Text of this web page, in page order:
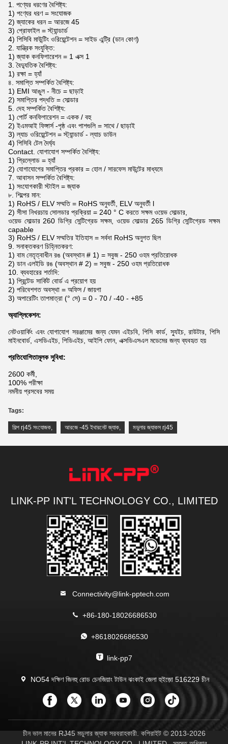
1. পণ্যের ধরণের বৈশিষ্ট্য:
1) পণ্যের ধরণ = সংযোজক
2) জ্যাকের ধরন = আরজে 45
3) প্রোফাইল = স্ট্যান্ডার্ড
4) পিসিবি মাউন্টিং ওরিয়েন্টেশন = সাইড এন্ট্রি (ডান কোণ)
2. যান্ত্রিক সংযুক্তি:
1) জ্যাক কনফিগারেশন = 1 এক্স 1
3. বৈদ্যুতিক বৈশিষ্ট্য:
1) রক্ষা = হ্যাঁ
৪. সমাপ্তি সম্পর্কিত বৈশিষ্ট্য:
1) EMI আঙুল - নীচে = ছাড়াই
2) সমাপ্তির পদ্ধতি = সোল্ডার
5. দেহ সম্পর্কিত বৈশিষ্ট্য:
1) পোর্ট কনফিগারেশন = একক / বহু
2) ইএমআই ফিঙ্গার্স -পৃষ্ঠ এবং পাশগুলি = সাথে / ছাড়াই
3) ল্যাচ ওরিয়েন্টেশন = স্ট্যান্ডার্ড - ল্যাচ ডাউন
4) পিসিবি টেল দৈর্ঘ্য
Contact. যোগাযোগ সম্পর্কিত বৈশিষ্ট্য:
1) প্রিল্লোড = হ্যাঁ
2) যোগাযোগের সমাপ্তির প্রকার = হোল / সারফেস মাউন্টের মাধ্যমে
7. আবাসন সম্পর্কিত বৈশিষ্ট্য:
1) সংযোগকারী স্টাইল = জ্যাক
৮. শিল্পের মান:
1) RoHS / ELV সম্মতি = RoHS অনুবর্তী, ELV অনুবর্তী l
2) সীসা নিখরচায় সোলডার প্রক্রিয়া = 240 ° C করতে সক্ষম ওয়েভ সোল্ডার,
ওয়েভ সোল্ডার 260 ডিগ্রি সেন্টিগ্রেড সক্ষম, ওয়েভ সোল্ডার 265 ডিগ্রি সেন্টিগ্রেড সক্ষম
capable
3) RoHS / ELV সম্মতির ইতিহাস = সর্বদা RoHS অনুগত ছিল
9. সনাক্তকরণ চিহ্নিতকরণ:
1) বাম নেতৃত্বাধীন রঙ (অবস্থান # 1) = সবুজ - 250 ওহম প্রতিরোধক
2) ডান এলইডি রঙ (অবস্থান # 2) = সবুজ - 250 ওহম প্রতিরোধক
10. ব্যবহারের শর্তাদি:
1) প্রিন্টেড সার্কিট বোর্ড এ প্রয়োগ হয়
2) পরিবেশগত অবস্থা = অফিস / জায়গা
3) অপারেটিং তাপমাত্রা (° সে) = 0 - 70 / -40 - +85
অ্যাপ্লিকেশন:
নেটওয়ার্কিং এবং যোগাযোগ সরঞ্জামের জন্য যেমন এইচবি, পিসি কার্ড, স্যুইচ, রাউটার, পিসি
মাইনবোর্ড, এসডিএইচ, পিডিএইচ, আইপি ফোন, এক্সডিএসএল মডেমের জন্য ব্যবহৃত হয়
প্রতিযোগিতামূলক সুবিধা:
2600 কর্মী,
100% পরীক্ষা
নমনীয় প্রসবের সময়
Tags:
শিল্প rj45 সংযোজক, আরজে -45 ইথারনেট জ্যাক, মডুলার জ্যাকস rj45
LINK-PP INT'L TECHNOLOGY CO., LIMITED
Connectivity@link-pptech.com
+86-180-18026686530
+8618026686530
link-pp7
NO54 দক্ষিণ জিনহু রোড চেনজিয়াং টাউন ঝংকাই জেলা হুইজ়ো 516229 চীন
চীন ভাল মানের RJ45 মডুলার জ্যাক সরবরাহকারী. কপিরাইট © 2013-2026